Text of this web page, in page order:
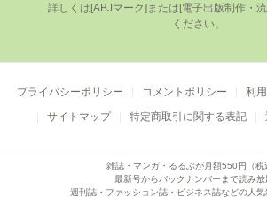
ください。
プライバシーポリシー コメントポリシー 利
サイトマップ
特定商取引に関する表記
雑誌・マンガ・るるぶが月額550円（税
最新号からバックナンバーまで読み放
週刊誌・ファッション誌・ビジネス誌などの人